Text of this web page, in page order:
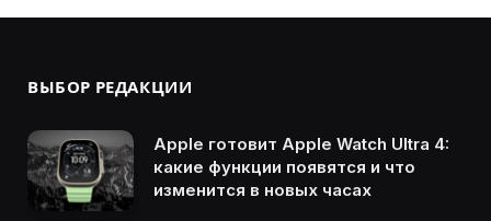
ВЫБОР РЕДАКЦИИ
Apple готовит Apple Watch Ultra 4:
какие функции появятся и что
изменится в новых часах